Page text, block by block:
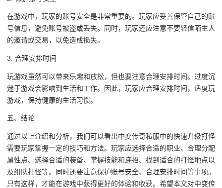
在游戏中，玩家的账号安全是非常重要的。玩家应妥善保管自己的账
号信息，避免账号被盗或丢失。同时，玩家还应注意不要轻信陌生人
的邀请或交易，以免造成损失。
3. 合理安排时间
玩游戏虽然可以带来乐趣和放松，但也要注意合理安排时间。过度沉
迷于游戏会影响到生活和工作。因此，玩家应合理安排时间，适度玩
游戏，保持健康的生活习惯。
五、结论
通过以上介绍和分析，我们可以看出中变传奇私服中的快速升级打怪
需要玩家掌握一定的技巧和方法。玩家应选择合适的职业、合理分配
属性点、选择合适的装备、掌握技能和连招、找到适合的打怪地点以
及组队打怪等。同时还要注意保护账号安全、合理安排时间等事项。
只有这样，才能在游戏中获得更好的体验和收获。希望本文对中变传